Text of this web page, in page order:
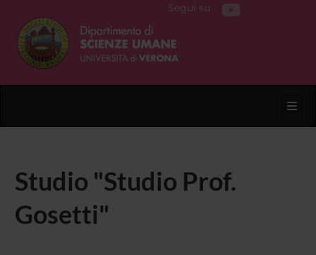
Segui su
Studio "Studio Prof.
Gosetti"